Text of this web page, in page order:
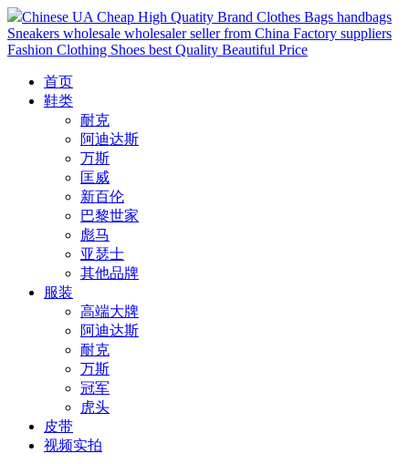
Chinese UA Cheap High Quatity Brand Clothes Bags handbags
Sneakers wholesale wholesaler seller from China Factory suppliers
Fashion Clothing Shoes best Quality Beautiful Price
首页
鞋类
耐克
阿迪达斯
万斯
匡威
新百伦
巴黎世家
彪马
亚瑟士
其他品牌
服装
高端大牌
阿迪达斯
耐克
万斯
冠军
虎头
皮带
视频实拍